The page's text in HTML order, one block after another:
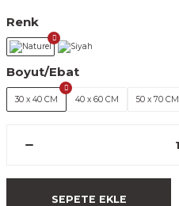
Renk
Boyut/Ebat
30 x 40 CM 40 x 60 CM 50 x 70 CM
SEPETE EKLE